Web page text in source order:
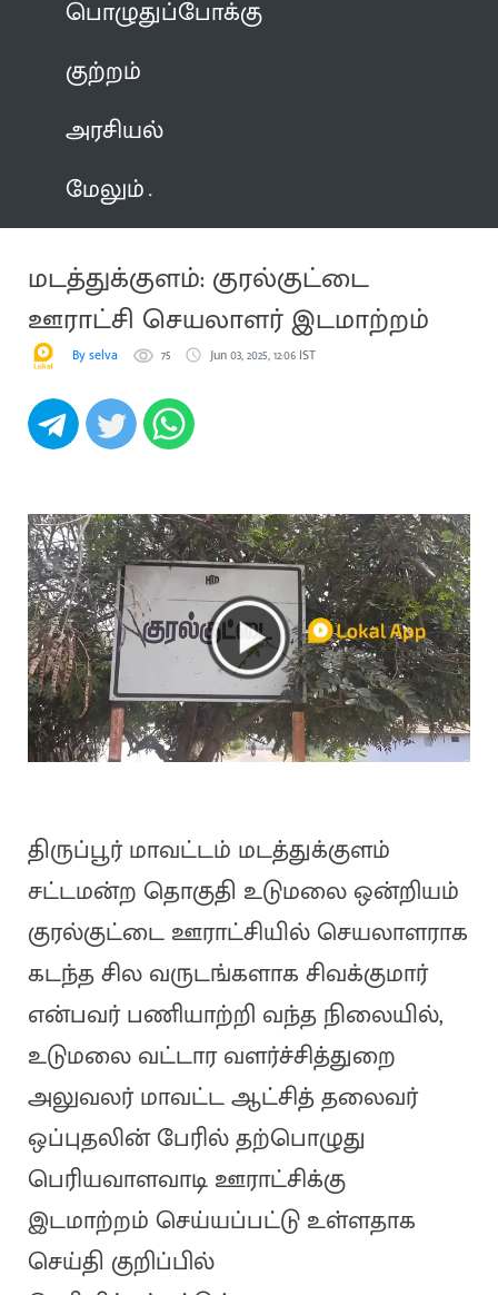
பொழுதுப்போக்கு
குற்றம்
அரசியல்
மேலும்
மடத்துக்குளம்: குரல்குட்டை
ஊராட்சி செயலாளர் இடமாற்றம்
By selva 75 Jun 03, 2025, 12:06 IST
திருப்பூர் மாவட்டம் மடத்துக்குளம்
சட்டமன்ற தொகுதி உடுமலை ஒன்றியம்
குரல்குட்டை ஊராட்சியில் செயலாளராக
கடந்த சில வருடங்களாக சிவக்குமார்
என்பவர் பணியாற்றி வந்த நிலையில்,
உடுமலை வட்டார வளர்ச்சித்துறை
அலுவலர் மாவட்ட ஆட்சித் தலைவர்
ஒப்புதலின் பேரில் தற்பொழுது
பெரியவாளவாடி ஊராட்சிக்கு
இடமாற்றம் செய்யப்பட்டு உள்ளதாக
செய்தி குறிப்பில்